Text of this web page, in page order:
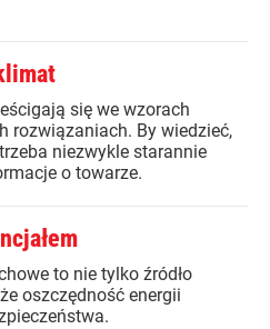
się we wzorach
rozwiązaniach. By wiedzieć,
niezwykle starannie
o towarze.
to nie tylko źródło
oszczędność energii